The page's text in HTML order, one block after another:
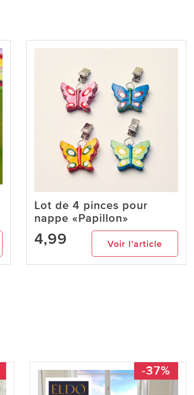
Lot de 4 pinces pour
nappe «Papillon»
4,99 Voir l’article
-37%